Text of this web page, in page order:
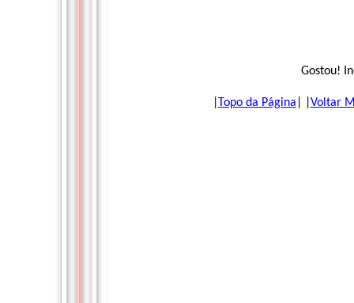
Gostou!
Topo da Página Voltar